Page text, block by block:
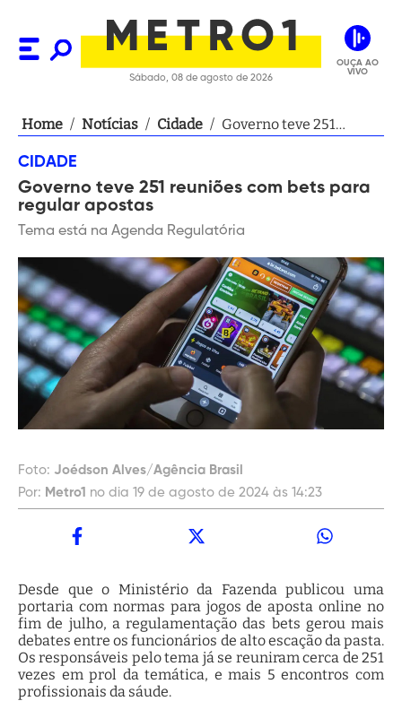
Sábado, 08 de agosto de 2026
OUÇA AO
VIVO
Home / Notícias / Cidade / Governo teve 251
CIDADE
Governo teve 251 reuniões com bets para
regular apostas
Tema está na Agenda Regulatória
Foto: Joédson Alves/Agência Brasil
Por: Metro1 no dia 19 de agosto de 2024 às 14:23
Desde que o Ministério da Fazenda publicou uma
portaria com normas para jogos de aposta online no
fim de julho, a regulamentação das bets gerou mais
debates entre os funcionários de alto escação da pasta.
Os responsáveis pelo tema já se reuniram cerca de 251
vezes em prol da temática, e mais 5 encontros com
profissionais da sáude.